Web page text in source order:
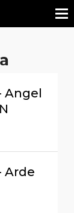
Angel
Arde